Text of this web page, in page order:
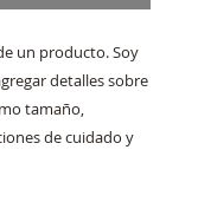
un producto. Soy
detalles sobre
tamaño,
de cuidado y